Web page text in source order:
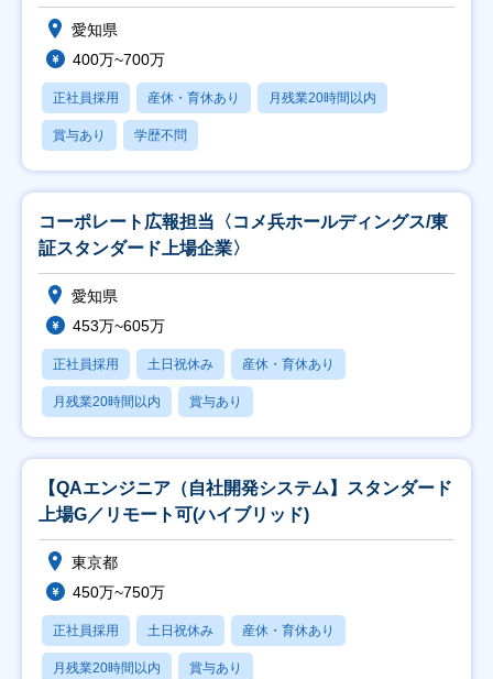
愛知県
400万~700万
正社員採用 産休・育休あり 月残業20時間以内
賞与あり 学歴不問
コーポレート広報担当〈コメ兵ホールディングス/東
証スタンダード上場企業〉
愛知県
453万~605万
正社員採用 土日祝休み 産休・育休あり
月残業20時間以内 賞与あり
【QAエンジニア（自社開発システム】スタンダード
上場G／リモート可(ハイブリッド)
東京都
450万~750万
正社員採用 土日祝休み 産休・育休あり
月残業20時間以内 賞与あり